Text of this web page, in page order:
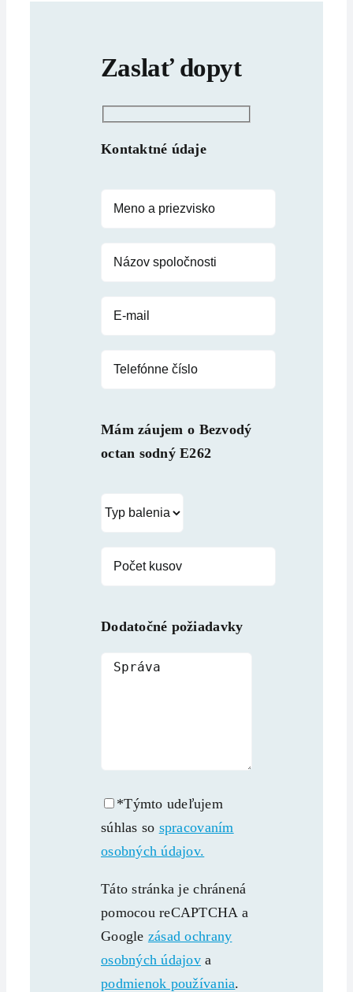
Zaslať dopyt
Kontaktné údaje
Mám záujem o Bezvodý
octan sodný E262
Dodatočné požiadavky
*Týmto udeľujem
súhlas so spracovaním
osobných údajov.
Táto stránka je chránená
pomocou reCAPTCHA a
Google zásad ochrany
osobných údajov a
podmienok používania.